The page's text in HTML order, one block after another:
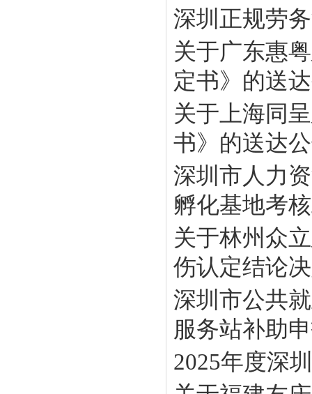
深圳正规劳
关于广东惠
定书》的送
关于上海同
书》的送达
深圳市人力
孵化基地考
关于林州众
伤认定结论
深圳市公共
服务站补助
2025年度深